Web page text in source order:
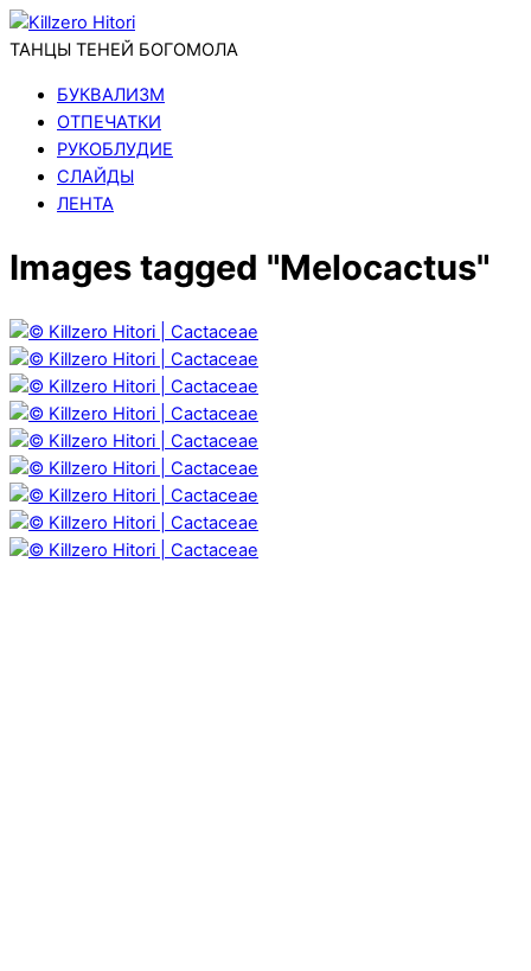
ТАНЦЫ ТЕНЕЙ БОГОМОЛА
БУКВАЛИЗМ
ОТПЕЧАТКИ
РУКОБЛУДИЕ
СЛАЙДЫ
ЛЕНТА
Images tagged "Melocactus"